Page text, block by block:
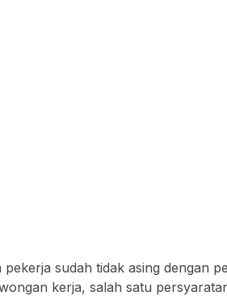
sudah tidak asing dengan
kerja, salah satu